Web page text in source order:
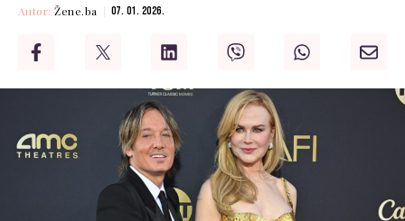
Autor:Žene.ba 07. 01. 2026.